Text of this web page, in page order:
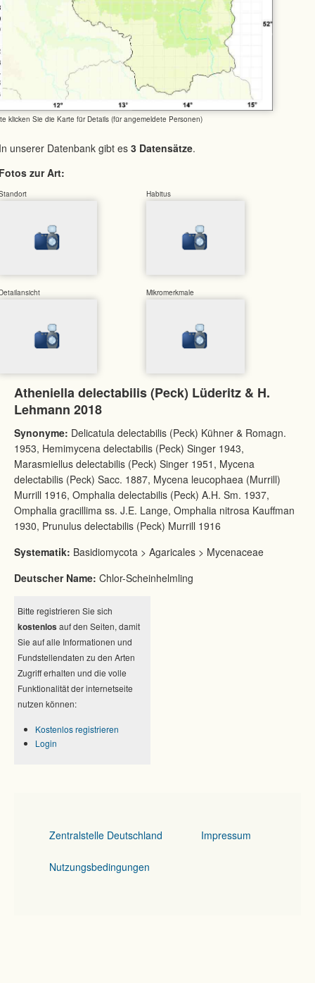
klicken Sie die Karte für Details (für angemeldete Personen)
unserer Datenbank gibt es 3 Datensätze.
zur Art:
Habitus
Mikromerkmale
Atheniella delectabilis (Peck) Lüderitz & H.
Lehmann 2018
Synonyme: Delicatula delectabilis (Peck) Kühner & Romagn.
1953, Hemimycena delectabilis (Peck) Singer 1943,
Marasmiellus delectabilis (Peck) Singer 1951, Mycena
delectabilis (Peck) Sacc. 1887, Mycena leucophaea (Murrill)
Murrill 1916, Omphalia delectabilis (Peck) A.H. Sm. 1937,
Omphalia gracillima ss. J.E. Lange, Omphalia nitrosa Kauffman
1930, Prunulus delectabilis (Peck) Murrill 1916
Systematik: Basidiomycota > Agaricales > Mycenaceae
Deutscher Name: Chlor-Scheinhelmling
Bitte registrieren Sie sich
kostenlos auf den Seiten, damit
Sie auf alle Informationen und
Fundstellendaten zu den Arten
Zugriff erhalten und die volle
Funktionalität der internetseite
nutzen können:
Kostenlos registrieren
Login
Zentralstelle Deutschland Impressum
Nutzungsbedingungen